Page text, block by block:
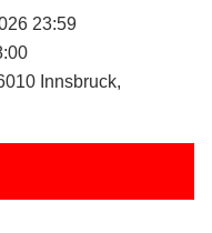
23:59
Innsbruck,